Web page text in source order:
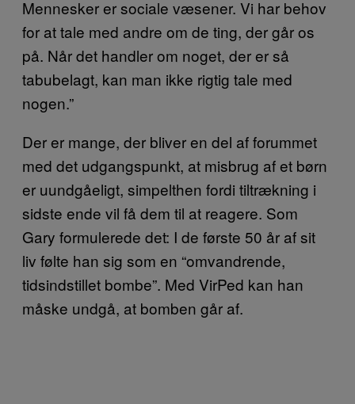
Mennesker er sociale væsener. Vi har behov
for at tale med andre om de ting, der går os
på. Når det handler om noget, der er så
tabubelagt, kan man ikke rigtig tale med
nogen.”
Der er mange, der bliver en del af forummet
med det udgangspunkt, at misbrug af et børn
er uundgåeligt, simpelthen fordi tiltrækning i
sidste ende vil få dem til at reagere. Som
Gary formulerede det: I de første 50 år af sit
liv følte han sig som en “omvandrende,
tidsindstillet bombe”. Med VirPed kan han
måske undgå, at bomben går af.